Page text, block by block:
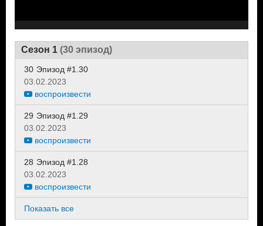
Сезон 1 (30 эпизод)
30 Эпизод #1.30
03.02.2023
воспроизвести
29 Эпизод #1.29
03.02.2023
воспроизвести
28 Эпизод #1.28
03.02.2023
воспроизвести
Показать все